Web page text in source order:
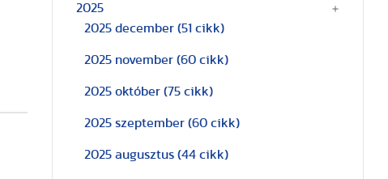
2025
2025 december (51 cikk)
2025 november (60 cikk)
2025 október (75 cikk)
2025 szeptember (60 cikk)
2025 augusztus (44 cikk)